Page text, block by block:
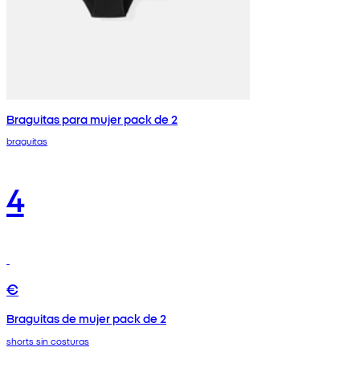
Braguitas para mujer pack de 2
braguitas
4
€
Braguitas de mujer pack de 2
shorts sin costuras